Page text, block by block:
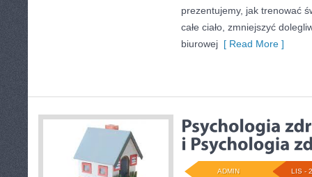
prezentujemy, jak trenować
całe ciało, zmniejszyć
biurowej [ Read More ]
LIS -
ADMIN